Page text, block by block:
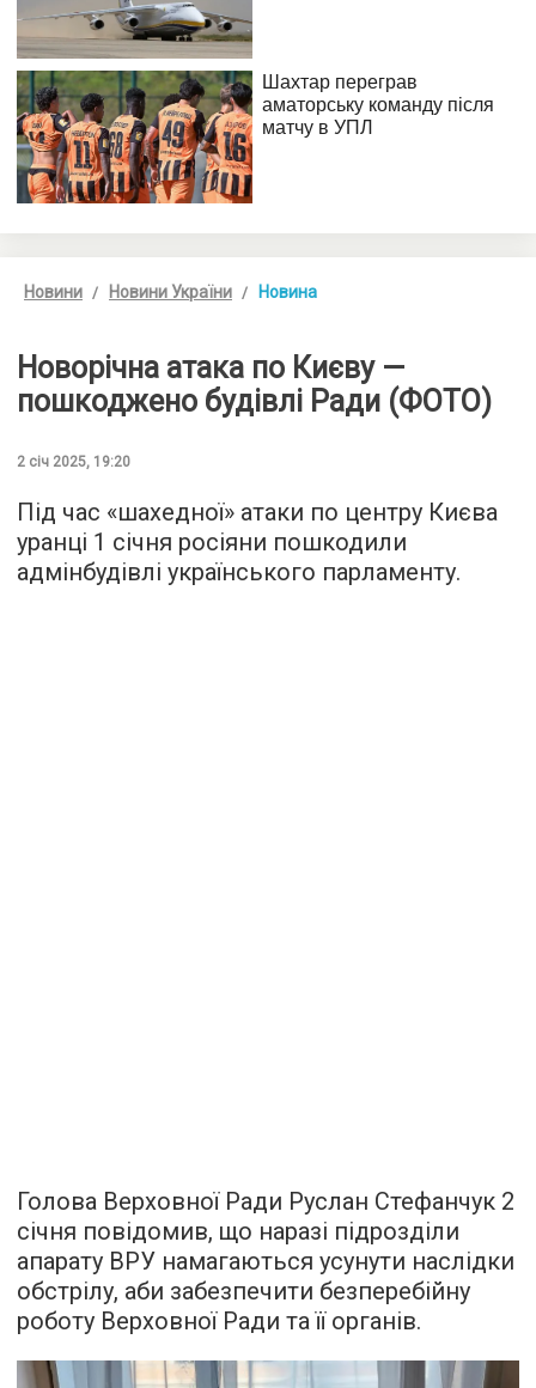
Новини Новини України Новина
Новорічна атака по Києву —
пошкоджено будівлі Ради (ФОТО)
2 січ 2025, 19:20
Під час «шахедної» атаки по центру Києва
уранці 1 січня росіяни пошкодили
адмінбудівлі українського парламенту.
Голова Верховної Ради Руслан Стефанчук 2
січня повідомив, що наразі підрозділи
апарату ВРУ намагаються усунути наслідки
обстрілу, аби забезпечити безперебійну
роботу Верховної Ради та її органів.